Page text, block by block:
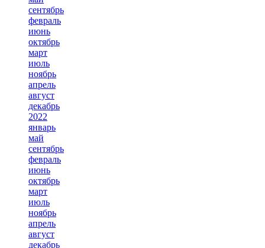
сентябрь
февраль
июнь
октябрь
март
июль
ноябрь
апрель
август
декабрь
2022
январь
май
сентябрь
февраль
июнь
октябрь
март
июль
ноябрь
апрель
август
декабрь